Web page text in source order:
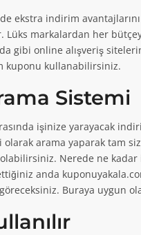
Kampanyası!
yapılacak alışverişlerde
Kargo
ücretsiz kargo
İndirim Kodu!
alışverişlerde
Kampanyası!
yapılacak 400TL
indirim
Lüks markalardan her
gibi online alışveriş
kuponu kullanabilirsiniz.
Sistemi
işinize yarayacak
olarak arama yaparak tam
Nerede ne
anda
Buraya uygun